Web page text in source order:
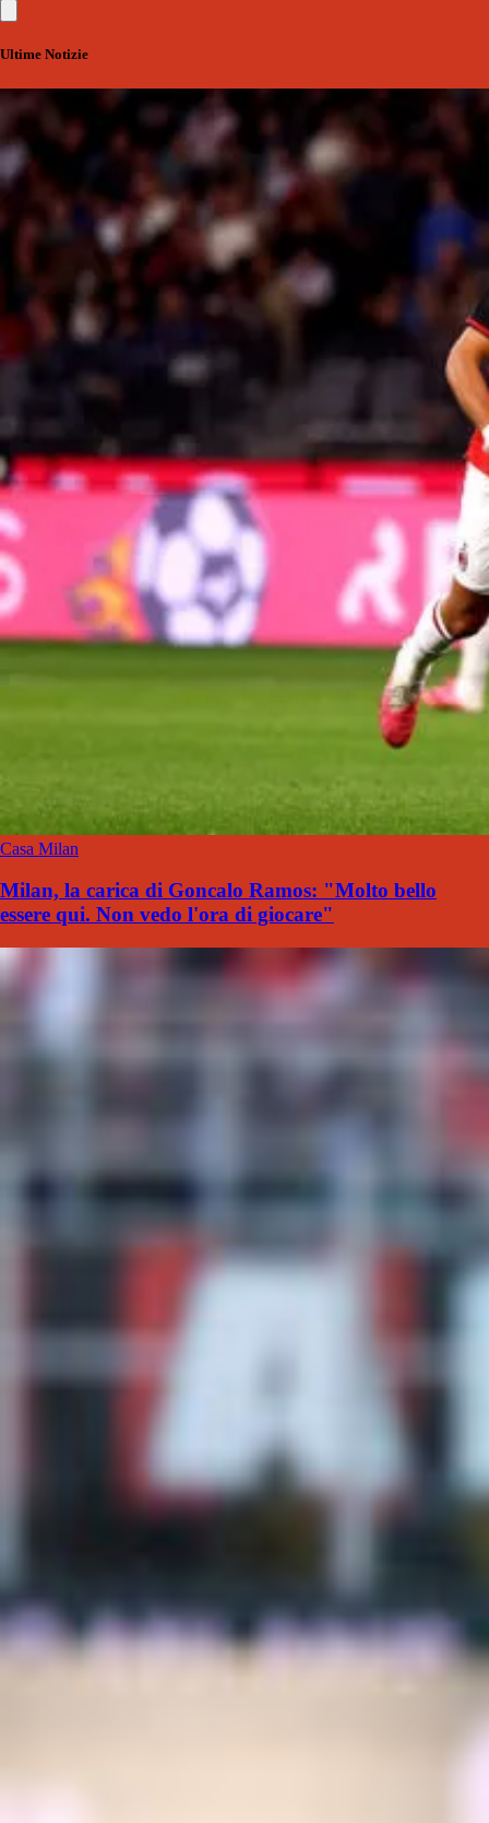
Ultime Notizie
Casa Milan
Milan, la carica di Goncalo Ramos: "Molto bello
essere qui. Non vedo l'ora di giocare"